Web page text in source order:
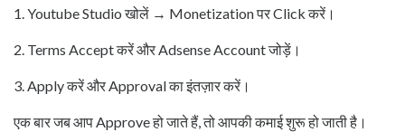
1. Youtube Studio खोलें → Monetization पर Click करें।
2. Terms Accept करें और Adsense Account जोड़ें।
3. Apply करें और Approval का इंतज़ार करें।
एक बार जब आप Approve हो जाते हैं, तो आपकी कमाई शुरू हो जाती है।